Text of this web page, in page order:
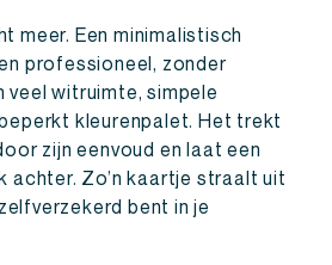
meer. Een minimalistisch
professioneel, zonder
veel witruimte, simpele
kleurenpalet. Het trekt
zijn eenvoud en laat een
achter. Zo’n kaartje straalt uit
bent in je